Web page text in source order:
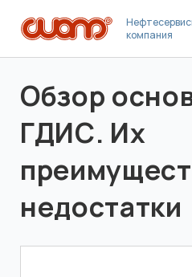
компания
Обзор
ГДИС. Их
недостатки